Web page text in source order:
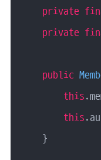
private
private
public
this
this
    }